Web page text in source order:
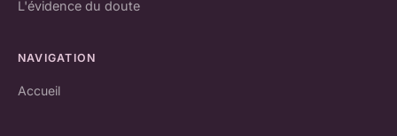
L'évidence du doute
NAVIGATION
Accueil